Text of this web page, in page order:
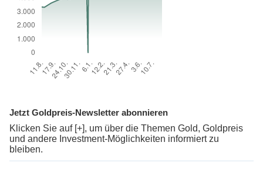
Jetzt Goldpreis-Newsletter abonnieren
Klicken Sie auf [+], um über die Themen Gold, Goldpreis
und andere Investment-Möglichkeiten informiert zu
bleiben.